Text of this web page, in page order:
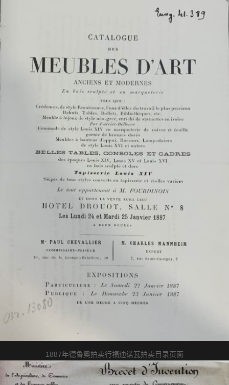
1887年德鲁奥拍卖行福迪诺瓦拍卖目录页面